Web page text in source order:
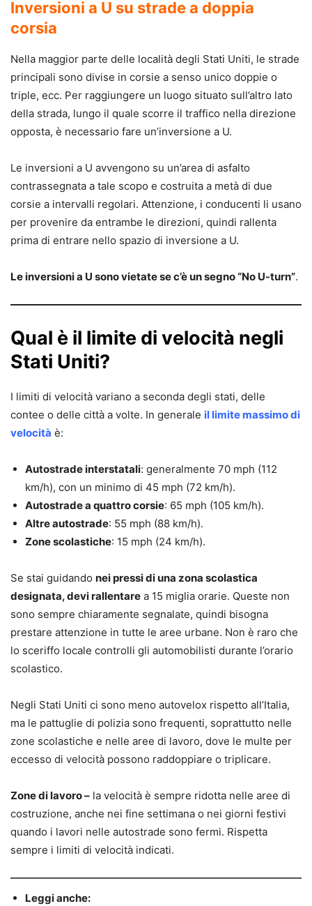
Inversioni a U su strade a doppia
corsia
Nella maggior parte delle località degli Stati Uniti, le strade
principali sono divise in corsie a senso unico doppie o
triple, ecc. Per raggiungere un luogo situato sull’altro lato
della strada, lungo il quale scorre il traffico nella direzione
opposta, è necessario fare un’inversione a U.
Le inversioni a U avvengono su un’area di asfalto
contrassegnata a tale scopo e costruita a metà di due
corsie a intervalli regolari. Attenzione, i conducenti li usano
per provenire da entrambe le direzioni, quindi rallenta
prima di entrare nello spazio di inversione a U.
Le inversioni a U sono vietate se c’è un segno “No U-turn”.
Qual è il limite di velocità negli
Stati Uniti?
I limiti di velocità variano a seconda degli stati, delle
contee o delle città a volte. In generale il limite massimo di
velocità è:
Autostrade interstatali: generalmente 70 mph (112
km/h), con un minimo di 45 mph (72 km/h).
Autostrade a quattro corsie: 65 mph (105 km/h).
Altre autostrade: 55 mph (88 km/h).
Zone scolastiche: 15 mph (24 km/h).
Se stai guidando nei pressi di una zona scolastica
designata, devi rallentare a 15 miglia orarie. Queste non
sono sempre chiaramente segnalate, quindi bisogna
prestare attenzione in tutte le aree urbane. Non è raro che
lo sceriffo locale controlli gli automobilisti durante l’orario
scolastico.
Negli Stati Uniti ci sono meno autovelox rispetto all’Italia,
ma le pattuglie di polizia sono frequenti, soprattutto nelle
zone scolastiche e nelle aree di lavoro, dove le multe per
eccesso di velocità possono raddoppiare o triplicare.
Zone di lavoro – la velocità è sempre ridotta nelle aree di
costruzione, anche nei fine settimana o nei giorni festivi
quando i lavori nelle autostrade sono fermi. Rispetta
sempre i limiti di velocità indicati.
Leggi anche: